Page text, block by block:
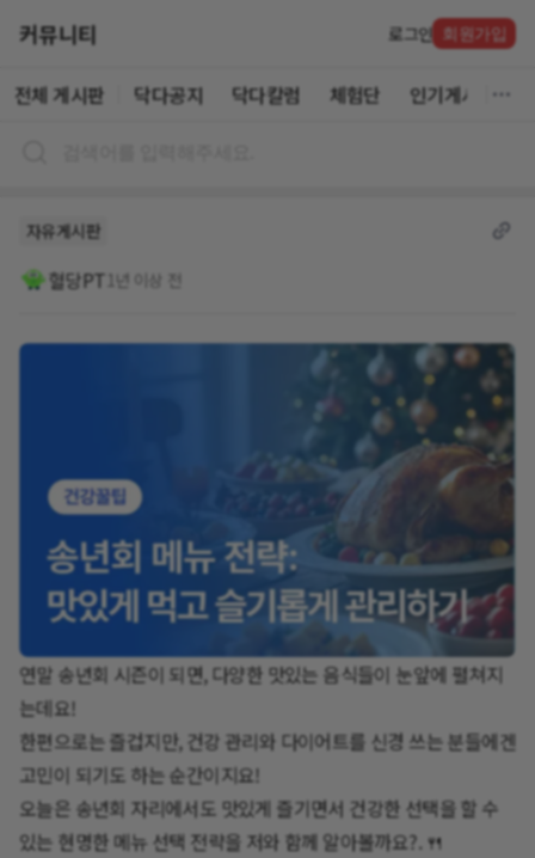
커뮤니티 로그인 회원가입
전체 게시판 닥다공지 닥다칼럼 체험단 인기게시글
자유게시판
혈당PT 1년 이상 전
연말 송년회 시즌이 되면, 다양한 맛있는 음식들이 눈앞에 펼쳐지
는데요!
한편으로는 즐겁지만, 건강 관리와 다이어트를 신경 쓰는 분들에겐
고민이 되기도 하는 순간이지요!
오늘은 송년회 자리에서도 맛있게 즐기면서 건강한 선택을 할 수
있는 현명한 메뉴 선택 전략을 저와 함께 알아볼까요?. 🍴